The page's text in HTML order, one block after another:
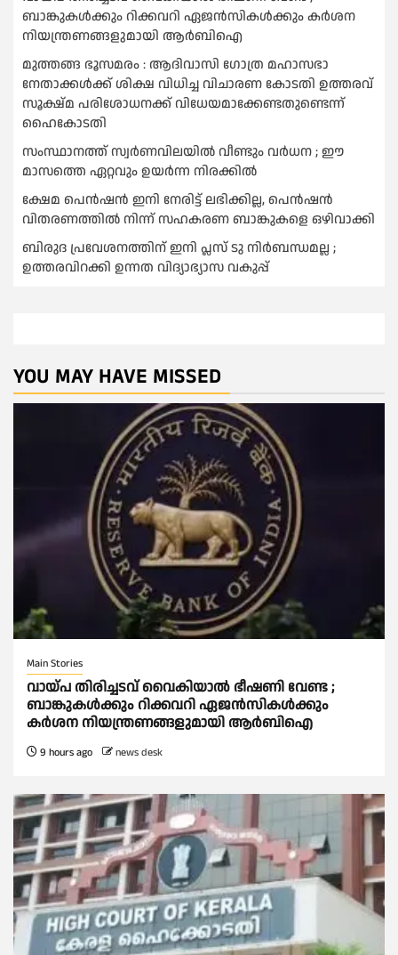
ബാങ്കുകള്‍ക്കും റിക്കവറി ഏജൻസികള്‍ക്കും കര്‍ശന
നിയന്ത്രണങ്ങളുമായി ആര്‍ബിഐ
മുത്തങ്ങ ഭൂസമരം : ആദിവാസി ഗോത്ര മഹാസഭാ
നേതാക്കള്‍ക്ക് ശിക്ഷ വിധിച്ച വിചാരണ കോടതി ഉത്തരവ്
സൂക്ഷ്മ പരിശോധനക്ക് വിധേയമാക്കേണ്ടതുണ്ടെന്ന്
ഹൈകോടതി
സംസ്ഥാനത്ത് സ്വര്‍ണവിലയില്‍ വീണ്ടും വര്‍ധന ; ഈ
മാസത്തെ ഏറ്റവും ഉയര്‍ന്ന നിരക്കില്‍
ക്ഷേമ പെൻഷൻ ഇനി നേരിട്ട് ലഭിക്കില്ല, പെൻഷൻ
വിതരണത്തില്‍ നിന്ന് സഹകരണ ബാങ്കുകളെ ഒഴിവാക്കി
ബിരുദ പ്രവേശനത്തിന് ഇനി പ്ലസ് ടു നിര്‍ബന്ധമല്ല ;
ഉത്തരവിറക്കി ഉന്നത വിദ്യാഭ്യാസ വകുപ്പ്
YOU MAY HAVE MISSED
Main Stories
വായ്പ തിരിച്ചടവ് വൈകിയാല്‍ ഭീഷണി വേണ്ട ;
ബാങ്കുകള്‍ക്കും റിക്കവറി ഏജൻസികള്‍ക്കും
കര്‍ശന നിയന്ത്രണങ്ങളുമായി ആര്‍ബിഐ
9 hours ago news desk